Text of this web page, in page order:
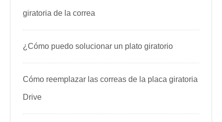
giratoria de la correa
¿Cómo puedo solucionar un plato giratorio
Cómo reemplazar las correas de la placa giratoria
Drive